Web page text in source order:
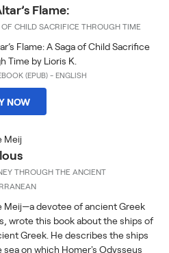
Flame:
CHILD SACRIFICE THROUGH TIME
Flame: A Saga of Child Sacrifice
Time by Lioris K.
(EPUB) - ENGLISH
NOW
Meij
THROUGH THE ANCIENT
Meij—a devotee of ancient Greek
wrote this book about the ships of
Greek. He describes the ships
sea on which Homer's Odysseus